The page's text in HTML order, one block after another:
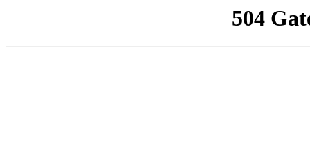
504